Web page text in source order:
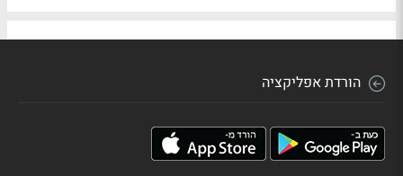
הורדת אפליקציה